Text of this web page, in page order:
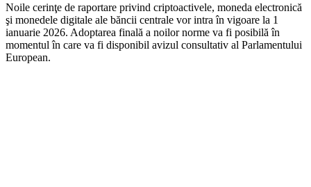
Noile cerinţe de raportare privind criptoactivele, moneda electronică
şi monedele digitale ale băncii centrale vor intra în vigoare la 1
ianuarie 2026. Adoptarea finală a noilor norme va fi posibilă în
momentul în care va fi disponibil avizul consultativ al Parlamentului
European.